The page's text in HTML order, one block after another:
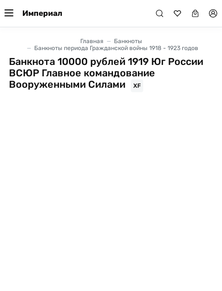
Империал
Главная
Банкноты
Банкноты периода Гражданской войны 1918 - 1923 годов
Банкнота 10000 рублей 1919 Юг России
ВСЮР Главное командование
Вооруженными Силами
XF